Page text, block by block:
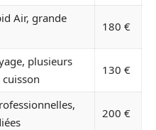
Air, grande
180 €
plusieurs
130 €
200 €